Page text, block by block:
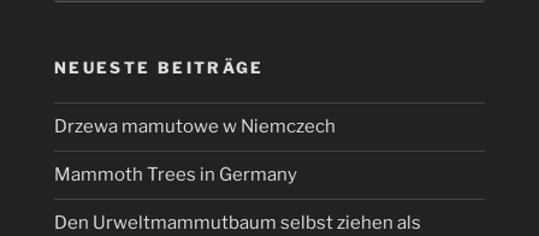
NEUESTE BEITRÄGE
Drzewa mamutowe w Niemczech
Mammoth Trees in Germany
Den Urweltmammutbaum selbst ziehen als